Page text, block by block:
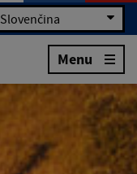
Slovenčina
Menu